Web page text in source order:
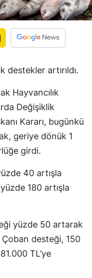
destekler artırıldı.
Hayvancılık
Değişiklik
Kararı, bugünkü
geriye dönük 1
girdi.
40 artışla
180 artışla
yüzde 50 artarak
desteği, 150
TL’ye